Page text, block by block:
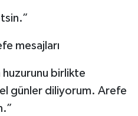
mesajları
huzurunu birlikte
günler diliyorum. Arefe